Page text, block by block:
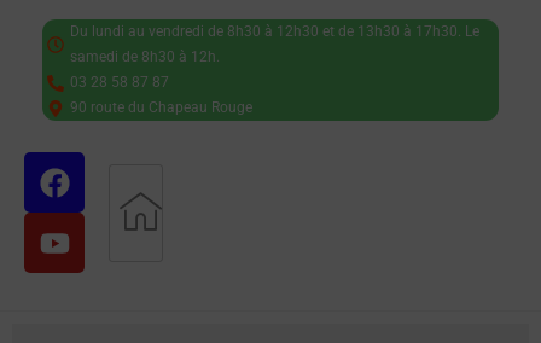
Du lundi au vendredi de 8h30 à 12h30 et de 13h30 à 17h30. Le
samedi de 8h30 à 12h.
03 28 58 87 87
90 route du Chapeau Rouge